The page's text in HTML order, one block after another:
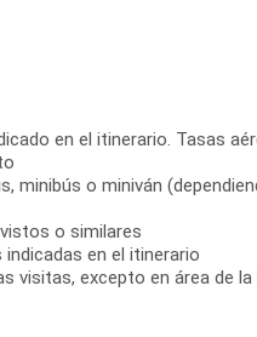
en el itinerario. Tasas
minibús o miniván
o similares
en el itinerario
visitas, excepto en área de la